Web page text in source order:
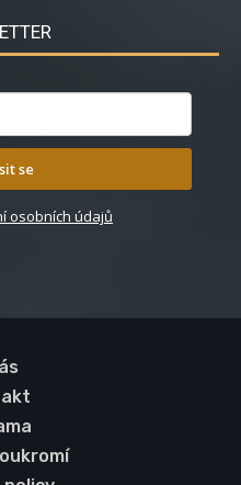
se
osobních údajů